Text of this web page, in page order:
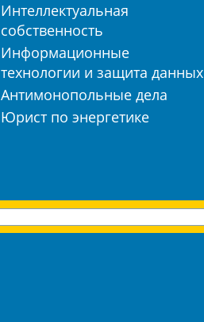
Интеллектуальная
собственность
Информационные
технологии и защита данных
Антимонопольные дела
Юрист по энергетике